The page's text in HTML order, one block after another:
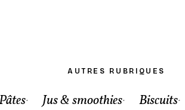
AUTRES RUBRIQUES
Jus & smoothies Biscuits